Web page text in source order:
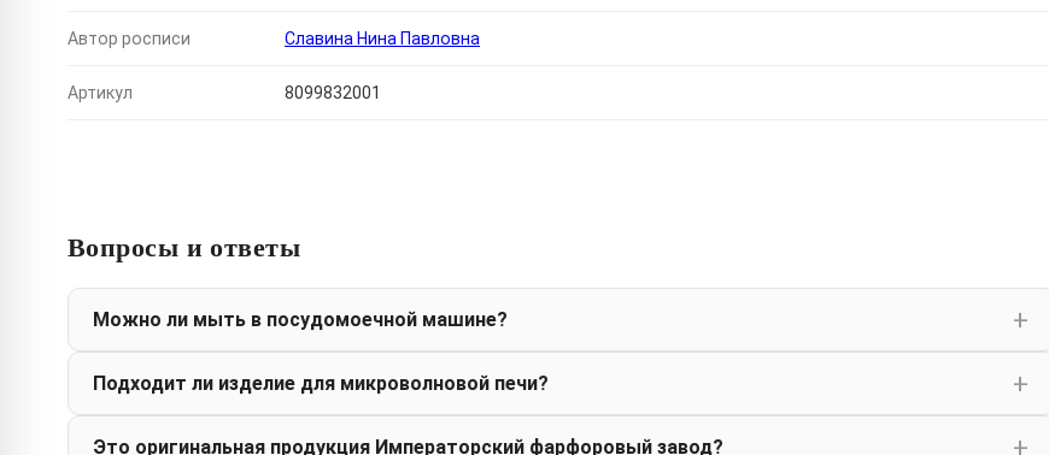
Автор росписи Славина Нина Павловна
Артикул 8099832001
Вопросы и ответы
Можно ли мыть в посудомоечной машине?
Подходит ли изделие для микроволновой печи?
Это оригинальная продукция Императорский фарфоровый завод?